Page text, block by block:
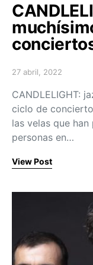
Posted on
27 abril, 2022
CANDLELIGHT:
ciclo de
las velas que
personas en…
View Post